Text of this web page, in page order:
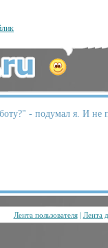
- подумал я. И не
Лента пользователя| Лента